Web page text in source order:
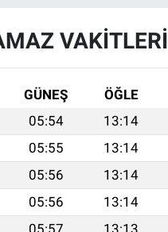
VAKITLERI
GÜNEŞ ÖĞLE
05:54 13:14
05:55 13:14
05:56 13:14
05:56 13:14